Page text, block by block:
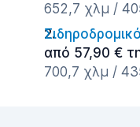
652,7 χλμ /
από 57,90 €
700,7 χλμ /